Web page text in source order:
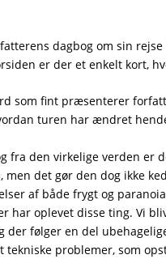
dagbog om sin
er der et enkelt kort,
som fint præsenterer
turen har ændret
fra den virkelige verden
det gør den dog ikke
af både frygt og
har oplevet disse ting. Vi
der følger en del
tekniske problemer, som